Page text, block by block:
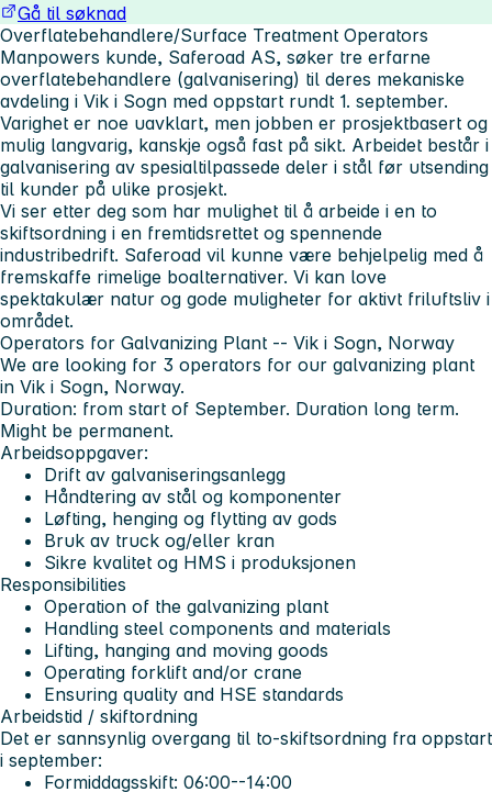
Gå til søknad
Overflatebehandlere/Surface Treatment Operators
Manpowers kunde, Saferoad AS, søker tre erfarne
overflatebehandlere (galvanisering) til deres mekaniske
avdeling i Vik i Sogn med oppstart rundt 1. september.
Varighet er noe uavklart, men jobben er prosjektbasert og
mulig langvarig, kanskje også fast på sikt. Arbeidet består i
galvanisering av spesialtilpassede deler i stål før utsending
til kunder på ulike prosjekt.
Vi ser etter deg som har mulighet til å arbeide i en to
skiftsordning i en fremtidsrettet og spennende
industribedrift. Saferoad vil kunne være behjelpelig med å
fremskaffe rimelige boalternativer. Vi kan love
spektakulær natur og gode muligheter for aktivt friluftsliv i
området.
Operators for Galvanizing Plant -- Vik i Sogn, Norway
We are looking for 3 operators for our galvanizing plant
in Vik i Sogn, Norway.
Duration: from start of September. Duration long term.
Might be permanent.
Arbeidsoppgaver:
Drift av galvaniseringsanlegg
Håndtering av stål og komponenter
Løfting, henging og flytting av gods
Bruk av truck og/eller kran
Sikre kvalitet og HMS i produksjonen
Responsibilities
Operation of the galvanizing plant
Handling steel components and materials
Lifting, hanging and moving goods
Operating forklift and/or crane
Ensuring quality and HSE standards
Arbeidstid / skiftordning
Det er sannsynlig overgang til to-skiftsordning fra oppstart
i september:
Formiddagsskift: 06:00--14:00